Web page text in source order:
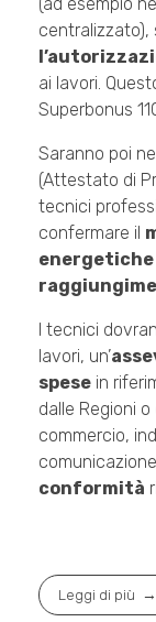
(ad esempio
centralizzato),
ai lavori.
Superbonus
Saranno poi
(Attestato di
tecnici
confermare il
energetiche
I tecnici
lavori, un’
spese in
dalle Regioni
commercio,
conformità
Leggi di più